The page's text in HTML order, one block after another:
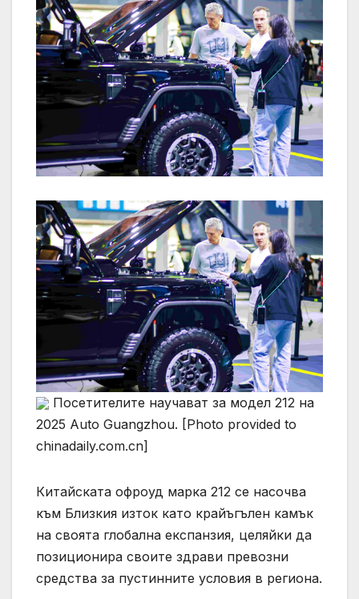
Посетителите научават за модел 212 на
2025 Auto Guangzhou. [Photo provided to
chinadaily.com.cn]
Китайската офроуд марка 212 се насочва
към Близкия изток като крайъгълен камък
на своята глобална експанзия, целяйки да
позиционира своите здрави превозни
средства за пустинните условия в региона.